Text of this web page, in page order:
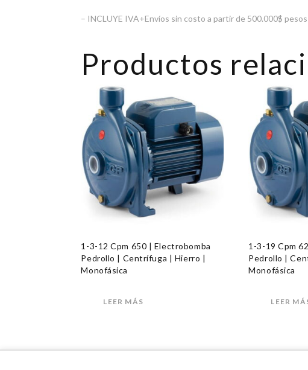
– INCLUYE IVA+Envíos sin costo a partir de 500.000$
Productos
1-3-12 Cpm 650 | Electrobomba
Pedrollo | Centrífuga | Hierro |
Monofásica
LEER MÁS
1-3-19 Cpm
Pedrollo |
Monofásica
LEER